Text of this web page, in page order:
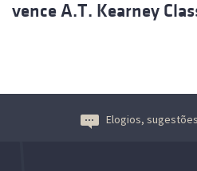
vence A.T. Kearney
Elogios,